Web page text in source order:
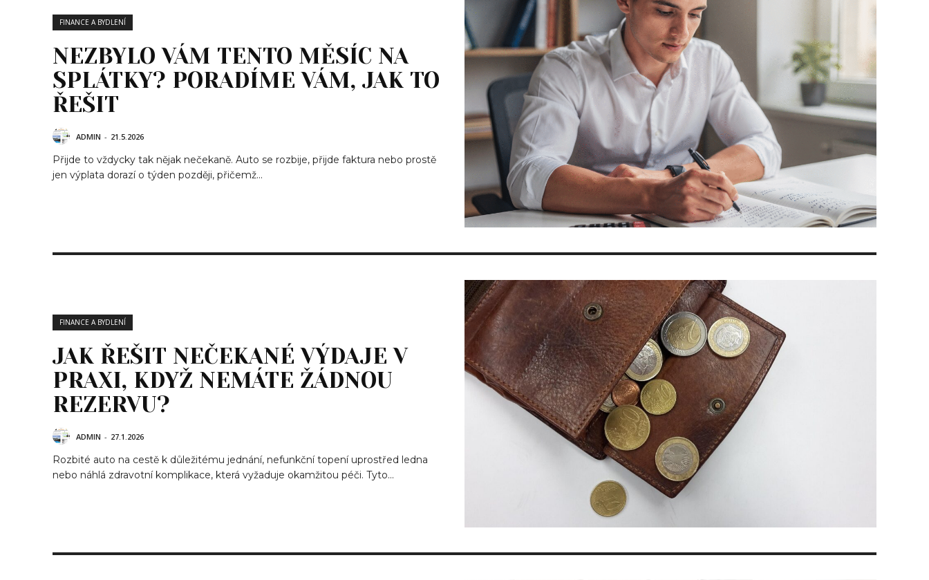
FINANCE A BYDLENÍ
NEZBYLO VÁM TENTO MĚSÍC NA
SPLÁTKY? PORADÍME VÁM, JAK TO
ŘEŠIT
ADMIN - 21.5.2026
Přijde to vždycky tak nějak nečekaně. Auto se rozbije, přijde faktura nebo prostě
jen výplata dorazí o týden později, přičemž...
FINANCE A BYDLENÍ
JAK ŘEŠIT NEČEKANÉ VÝDAJE V
PRAXI, KDYŽ NEMÁTE ŽÁDNOU
REZERVU?
ADMIN - 27.1.2026
Rozbité auto na cestě k důležitému jednání, nefunkční topení uprostřed ledna
nebo náhlá zdravotní komplikace, která vyžaduje okamžitou péči. Tyto...